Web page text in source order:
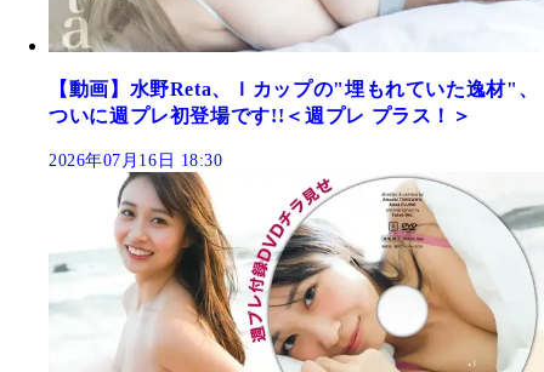
【動画】水野Reta、Ｉカップの"埋もれていた逸材"、
ついに週プレ初登場です!!＜週プレ プラス！＞
2026年07月16日 18:30